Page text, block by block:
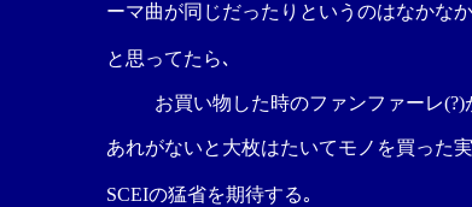
ーマ曲が同じだったりというのはなかな
と思ってたら､
お買い物した時のファンファーレ(?)
あれがないと大枚はたいてモノを買った
SCEIの猛省を期待する｡